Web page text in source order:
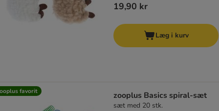
19,90 kr
Læg i kurv
favorit zooplus Basics spiral-sæt
sæt med 20 stk.